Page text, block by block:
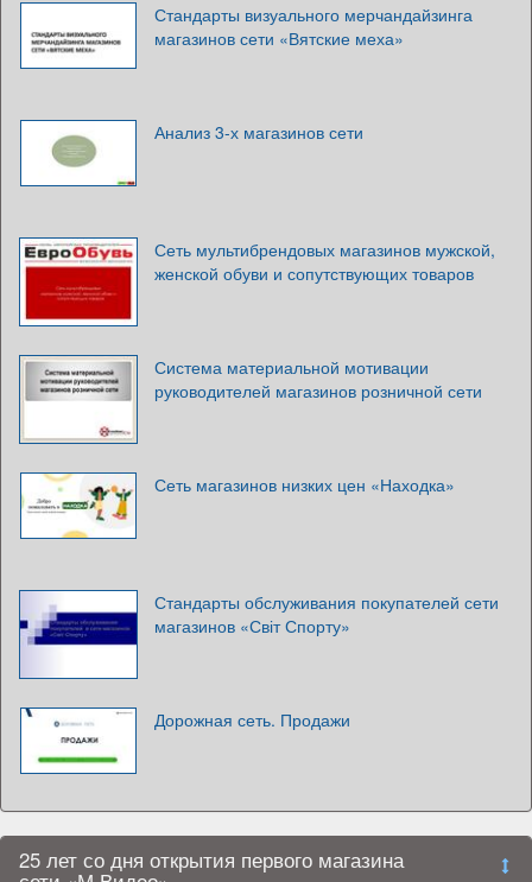
Стандарты визуального мерчандайзинга
магазинов сети «Вятские меха»
Анализ 3-х магазинов сети
Сеть мультибрендовых магазинов мужской,
женской обуви и сопутствующих товаров
Система материальной мотивации
руководителей магазинов розничной сети
Сеть магазинов низких цен «Находка»
Стандарты обслуживания покупателей сети
магазинов «Світ Спорту»
Дорожная сеть. Продажи
25 лет со дня открытия первого магазина